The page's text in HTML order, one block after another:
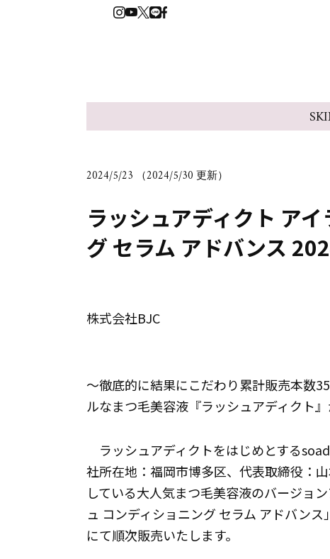
2024/5/23 （2024/5/30 更新）
ラッシュアディクト ア
グ セラム アドバンス
株式会社BJC
～徹底的に結果にこだわり累計販売本
ルなまつ毛美容液『ラッシュアディクト
ラッシュアディクトをはじめとする
社所在地：福岡市博多区、代表取締役：
している大人気まつ毛美容液のバージョ
ュ コンディショニング セラム アドバン
にて順次販売いたします。